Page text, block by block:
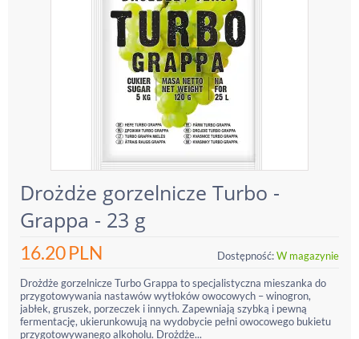
Drożdże gorzelnicze Turbo -
Grappa - 23 g
16.20PLN Dostępność:W magazynie
Drożdże gorzelnicze Turbo Grappa to specjalistyczna mieszanka do
przygotowywania nastawów wytłoków owocowych – winogron,
jabłek, gruszek, porzeczek i innych. Zapewniają szybką i pewną
fermentację, ukierunkowują na wydobycie pełni owocowego bukietu
przygotowywanego alkoholu. Drożdże...